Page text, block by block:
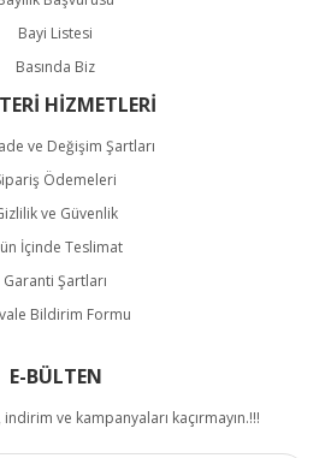
Bayi Listesi
Basında Biz
HİZMETLERİ
ve Değişim Şartları
Ödemeleri
ve Güvenlik
İçinde Teslimat
Garanti Şartları
Bildirim Formu
E-BÜLTEN
ve kampanyaları kaçırmayın.!!!